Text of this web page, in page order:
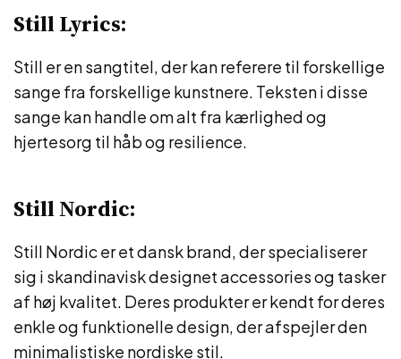
Still Lyrics:
Still er en sangtitel, der kan referere til forskellige
sange fra forskellige kunstnere. Teksten i disse
sange kan handle om alt fra kærlighed og
hjertesorg til håb og resilience.
Still Nordic:
Still Nordic er et dansk brand, der specialiserer
sig i skandinavisk designet accessories og tasker
af høj kvalitet. Deres produkter er kendt for deres
enkle og funktionelle design, der afspejler den
minimalistiske nordiske stil.